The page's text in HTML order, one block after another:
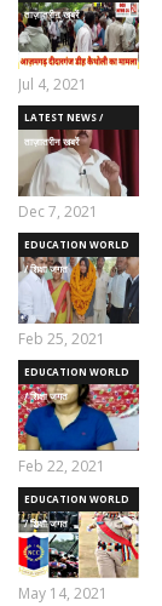
ताज़ातरीन खबरें
Jul 4, 2021
LATEST NEWS /
ताज़ातरीन खबरें
Dec 7, 2021
EDUCATION WORLD
/ शिक्षा जगत
Feb 25, 2021
EDUCATION WORLD
/ शिक्षा जगत
Feb 22, 2021
EDUCATION WORLD
/ शिक्षा जगत
May 14, 2021